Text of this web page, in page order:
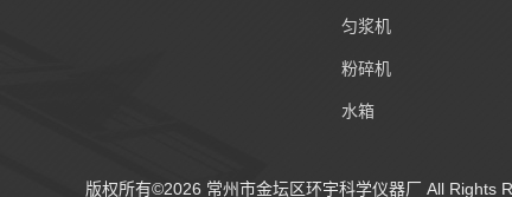
匀浆机
粉碎机
水箱
版权所有©2026 常州市金坛区环宇科学仪器厂 All Rights